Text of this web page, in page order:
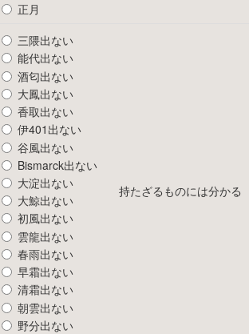
正月
三隈出ない
能代出ない
酒匂出ない
大鳳出ない
香取出ない
伊401出ない
谷風出ない
Bismarck出ない
大淀出ない
大鯨出ない
初風出ない
雲龍出ない
春雨出ない
早霜出ない
清霜出ない
朝雲出ない
野分出ない
持たざるものには分かる